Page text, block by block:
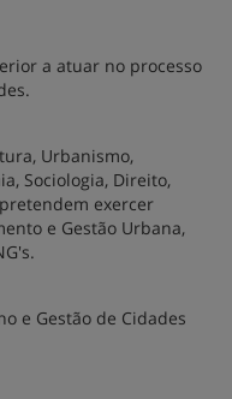
a atuar no processo
Urbanismo,
Sociologia, Direito,
exercer
e Gestão Urbana,
e Gestão de Cidades